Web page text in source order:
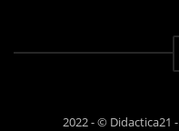
2022 - © Didactica21 -